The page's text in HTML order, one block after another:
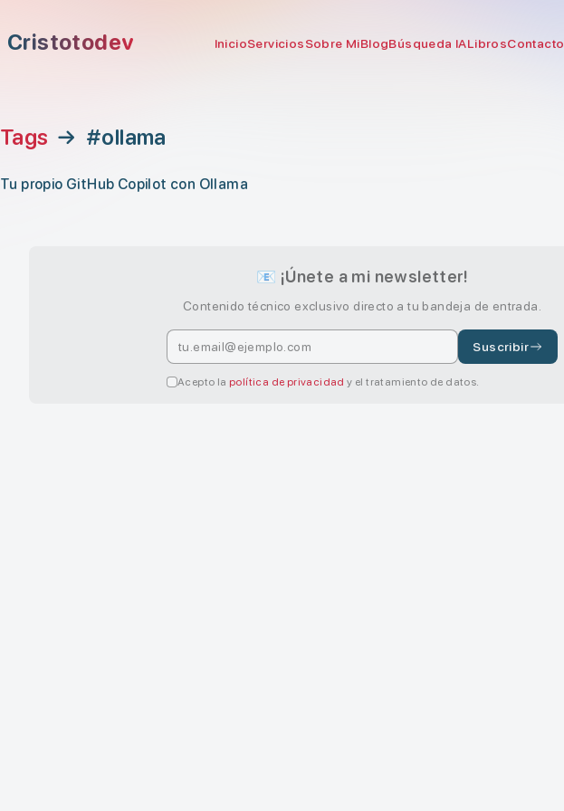
Cristotodev InicioServiciosSobre MiBlogBúsqueda IALibrosContacto
Tags → #ollama
Tu propio GitHub Copilot con Ollama
📧 ¡Únete a mi newsletter!
Contenido técnico exclusivo directo a tu bandeja de entrada.
Suscribir
Acepto la política de privacidad y el tratamiento de datos.